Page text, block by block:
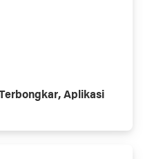
Aplikasi